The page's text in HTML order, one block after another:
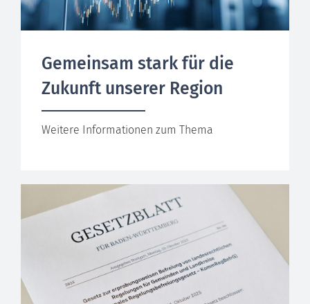
Gemeinsam stark für die
Zukunft unserer Region
Weitere Informationen zum Thema